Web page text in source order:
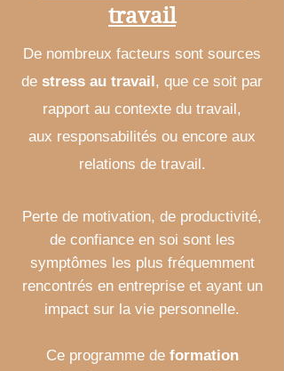
travail
De nombreux facteurs sont sources
de stress au travail, que ce soit par
rapport au contexte du travail,
aux responsabilités ou encore aux
relations de travail.
Perte de motivation, de productivité,
de confiance en soi sont les
symptômes les plus fréquemment
rencontrés en entreprise et ayant un
impact sur la vie personnelle.
Ce programme de formation